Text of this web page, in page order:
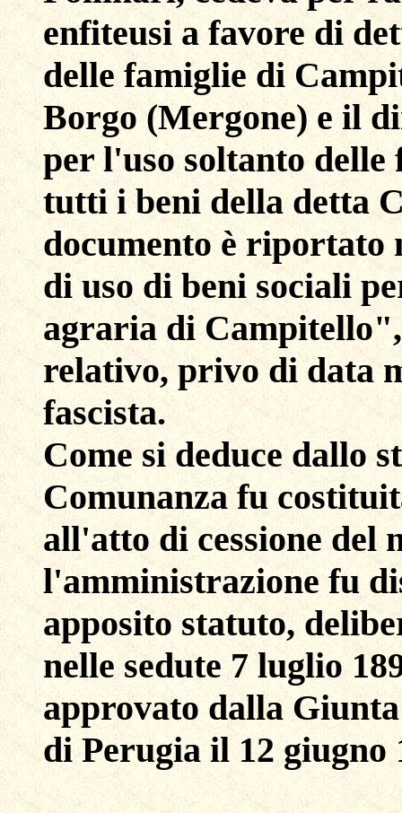
enfiteusi a favore di
delle famiglie di
Borgo (Mergone) e il
per l'uso soltanto
tutti i beni della detta
documento è riportato
di uso di beni sociali
agraria di
relativo, privo di data
fascista.
Come si deduce dallo
Comunanza fu
all'atto di cessione del
l'amministrazione fu
apposito statuto,
nelle sedute 7 luglio
approvato dalla
di Perugia il 12 giugno